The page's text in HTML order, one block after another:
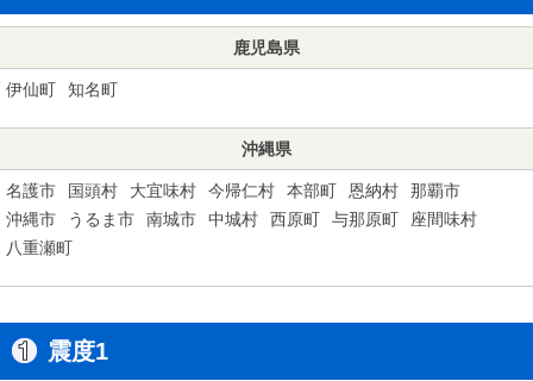
鹿児島県
伊仙町 知名町
沖縄県
名護市 国頭村 大宜味村 今帰仁村 本部町 恩納村
那覇市
沖縄市
うるま市 南城市 中城村 西原町 与那原町
座間味村
八重瀬町
震度1